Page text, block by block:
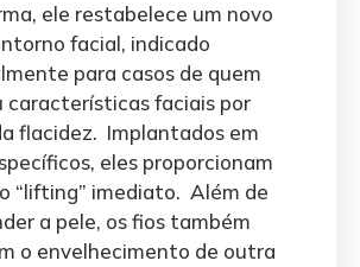
ele restabelece um novo
facial, indicado
para casos de quem
características faciais por
flacidez. Implantados em
eles proporcionam
“lifting” imediato. Além de
a pele, os fios também
o envelhecimento de outra